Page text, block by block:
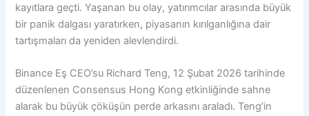
kayıtlara geçti. Yaşanan bu olay, yatırımcılar arasında büyük
bir panik dalgası yaratırken, piyasanın kırılganlığına dair
tartışmaları da yeniden alevlendirdi.
Binance Eş CEO’su Richard Teng, 12 Şubat 2026 tarihinde
düzenlenen Consensus Hong Kong etkinliğinde sahne
alarak bu büyük çöküşün perde arkasını araladı. Teng’in